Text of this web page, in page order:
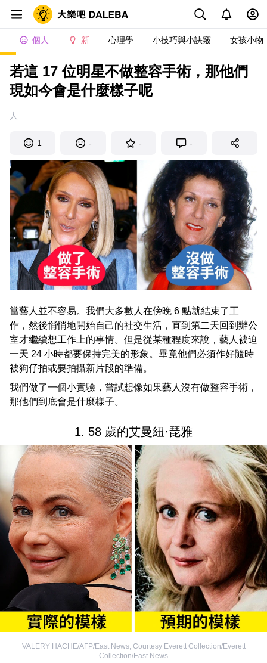
個人 新 心理學 小技巧與小訣竅 女孩小物
若這 17 位明星不做整容手術，那他們
現如今會是什麼樣子呢
人
1 - - -
當藝人並不容易。我們大多數人在傍晚 6 點就結束了工
作，然後悄悄地開始自己的社交生活，直到第二天回到辦公
室才繼續想工作上的事情。但是從某種程度來說，藝人被迫
一天 24 小時都要保持完美的形象。畢竟他們必須作好隨時
被狗仔拍或要拍攝新片段的準備。
我們做了一個小實驗，嘗試想像如果藝人沒有做整容手術，
那他們到底會是什麼樣子。
1. 58 歲的艾曼紐·琵雅
VALERY HACHE/AFP/East News, Courtesy Everett Collection/Everett
Collection/East News